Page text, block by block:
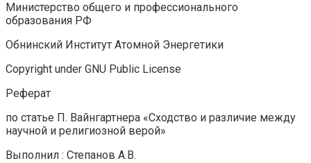
Министерство общего и профессионального
образования РФ
Обнинский Институт Атомной Энергетики
Copyright under GNU Public License
Реферат
по статье П. Вайнгартнера «Сходство и различие между
научной и религиозной верой»
Выполнил : Степанов А.В.